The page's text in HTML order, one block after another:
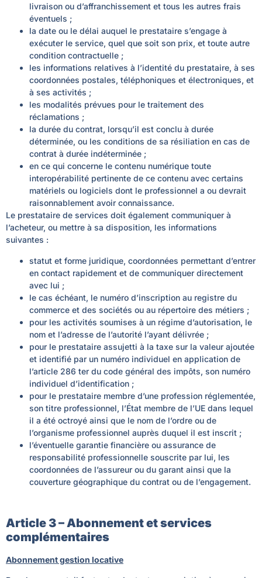
livraison ou d’affranchissement et tous les autres frais
éventuels ;
la date ou le délai auquel le prestataire s’engage à
exécuter le service, quel que soit son prix, et toute autre
condition contractuelle ;
les informations relatives à l’identité du prestataire, à ses
coordonnées postales, téléphoniques et électroniques, et
à ses activités ;
les modalités prévues pour le traitement des
réclamations ;
la durée du contrat, lorsqu’il est conclu à durée
déterminée, ou les conditions de sa résiliation en cas de
contrat à durée indéterminée ;
en ce qui concerne le contenu numérique toute
interopérabilité pertinente de ce contenu avec certains
matériels ou logiciels dont le professionnel a ou devrait
raisonnablement avoir connaissance.
Le prestataire de services doit également communiquer à
l’acheteur, ou mettre à sa disposition, les informations
suivantes :
statut et forme juridique, coordonnées permettant d’entrer
en contact rapidement et de communiquer directement
avec lui ;
le cas échéant, le numéro d’inscription au registre du
commerce et des sociétés ou au répertoire des métiers ;
pour les activités soumises à un régime d’autorisation, le
nom et l’adresse de l’autorité l’ayant délivrée ;
pour le prestataire assujetti à la taxe sur la valeur ajoutée
et identifié par un numéro individuel en application de
l’article 286 ter du code général des impôts, son numéro
individuel d’identification ;
pour le prestataire membre d’une profession réglementée,
son titre professionnel, l’État membre de l’UE dans lequel
il a été octroyé ainsi que le nom de l’ordre ou de
l’organisme professionnel auprès duquel il est inscrit ;
l’éventuelle garantie financière ou assurance de
responsabilité professionnelle souscrite par lui, les
coordonnées de l’assureur ou du garant ainsi que la
couverture géographique du contrat ou de l’engagement.
Article 3 – Abonnement et services
complémentaires
Abonnement gestion locative